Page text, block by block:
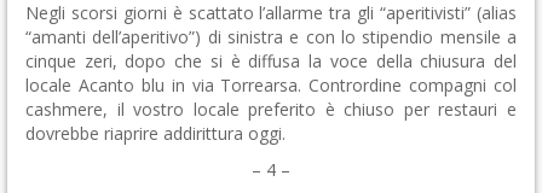
Negli scorsi giorni è scattato l’allarme tra gli “aperitivisti” (alias
“amanti dell’aperitivo”) di sinistra e con lo stipendio mensile a
cinque zeri, dopo che si è diffusa la voce della chiusura del
locale Acanto blu in via Torrearsa. Contrordine compagni col
cashmere, il vostro locale preferito è chiuso per restauri e
dovrebbe riaprire addirittura oggi.
– 4 –